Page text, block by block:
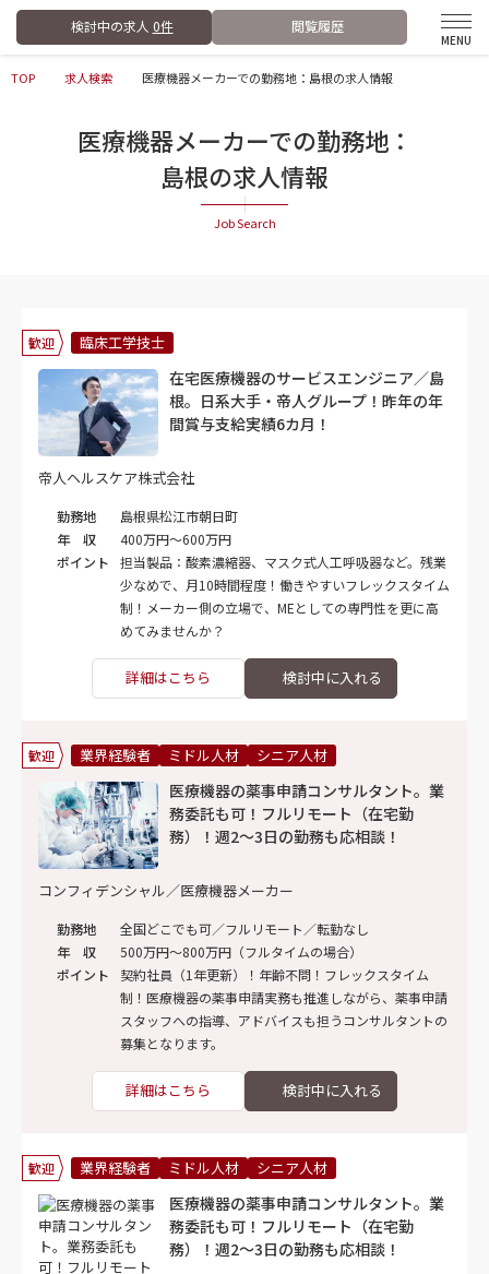
検討中の求人 0件 閲覧履歴
TOP 求人検索 医療機器メーカーでの勤務地：島根の求人情報
医療機器メーカーでの勤務地：
島根の求人情報
歓迎 臨床工学技士
在宅医療機器のサービスエンジニア／島
根。日系大手・帝人グループ！昨年の年
間賞与支給実績6カ月！
帝人ヘルスケア株式会社
勤務地
島根県松江市朝日町
年 収
400万円～600万円
ポイント
担当製品：酸素濃縮器、マスク式人工呼吸器など。残業
少なめで、月10時間程度！働きやすいフレックスタイム
制！メーカー側の立場で、MEとしての専門性を更に高
めてみませんか？
詳細はこちら
歓迎 業界経験者 ミドル人材 シニア人材
医療機器の薬事申請コンサルタント。業
務委託も可！フルリモート（在宅勤
務）！週2～3日の勤務も応相談！
コンフィデンシャル／医療機器メーカー
勤務地
全国どこでも可／フルリモート／転勤なし
年 収
500万円～800万円（フルタイムの場合）
ポイント
契約社員（1年更新）！年齢不問！フレックスタイム
制！医療機器の薬事申請実務も推進しながら、薬事申請
スタッフへの指導、アドバイスも担うコンサルタントの
募集となります。
詳細はこちら
歓迎 業界経験者 ミドル人材 シニア人材
医療機器の薬事申請コンサルタント。業
務委託も可！フルリモート（在宅勤
務）！週2～3日の勤務も応相談！